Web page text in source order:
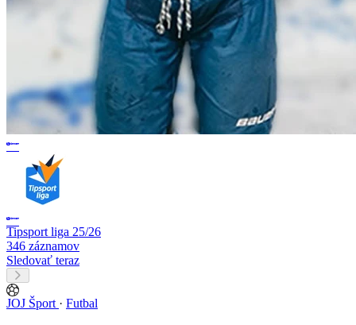
Tipsport liga 25/26
346 záznamov
Sledovať teraz
JOJ Šport · Futbal